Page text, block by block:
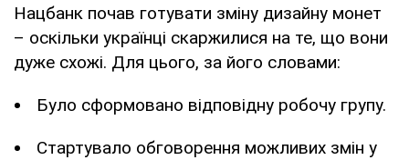
Нацбанк почав готувати зміну дизайну монет
– оскільки українці скаржилися на те, що вони
дуже схожі. Для цього, за його словами:
Було сформовано відповідну робочу групу.
Стартувало обговорення можливих змін у